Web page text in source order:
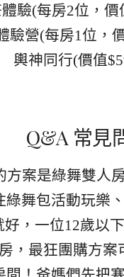
驗(每房2位，價
驗營(每房1位，
輿神同行(價值
Q&A 常見
案是綠舞雙人
綠舞包活動玩樂
，一位12歲以
，最狂團購方案